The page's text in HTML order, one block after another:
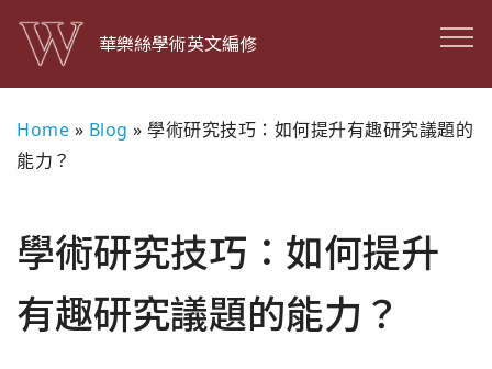
華樂絲學術英文編修
Home » Blog » 學術研究技巧：如何提升有趣研究議題的
能力？
學術研究技巧：如何提升
有趣研究議題的能力？